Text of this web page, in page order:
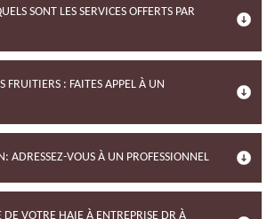
SONT LES SERVICES OFFERTS PAR
FRUITIERS : FAITES APPEL À UN
ADRESSEZ-VOUS À UN PROFESSIONNEL
DE VOTRE HAIE À ENTREPRISE DR À